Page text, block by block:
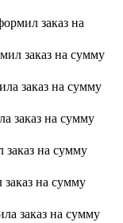
заказ на
заказ на сумму
заказ на сумму
заказ на сумму
на сумму
на сумму
заказ на сумму